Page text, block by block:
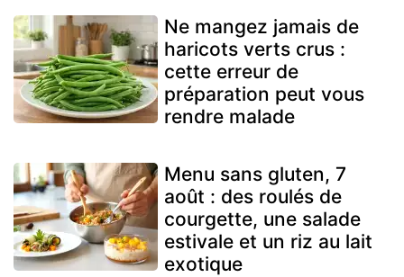
Ne mangez jamais de
haricots verts crus :
cette erreur de
préparation peut vous
rendre malade
Menu sans gluten, 7
août : des roulés de
courgette, une salade
estivale et un riz au lait
exotique